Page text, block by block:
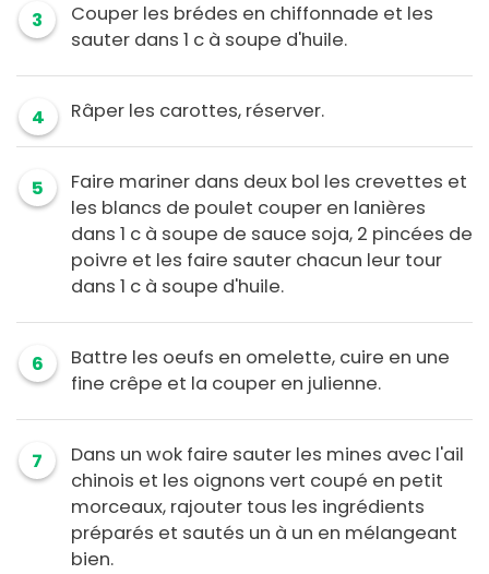
3
Couper les brédes en chiffonnade et les
sauter dans 1 c à soupe d'huile.
4 Râper les carottes, réserver.
5
Faire mariner dans deux bol les crevettes et
les blancs de poulet couper en lanières
dans 1 c à soupe de sauce soja, 2 pincées de
poivre et les faire sauter chacun leur tour
dans 1 c à soupe d'huile.
6
Battre les oeufs en omelette, cuire en une
fine crêpe et la couper en julienne.
7
Dans un wok faire sauter les mines avec l'ail
chinois et les oignons vert coupé en petit
morceaux, rajouter tous les ingrédients
préparés et sautés un à un en mélangeant
bien.